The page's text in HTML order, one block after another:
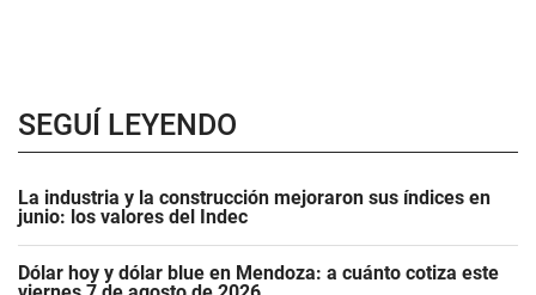
SEGUÍ LEYENDO
La industria y la construcción mejoraron sus índices en
junio: los valores del Indec
Dólar hoy y dólar blue en Mendoza: a cuánto cotiza este